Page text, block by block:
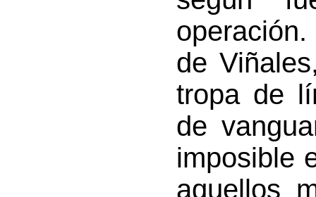
de
tropa de
de
imposible
aquellos